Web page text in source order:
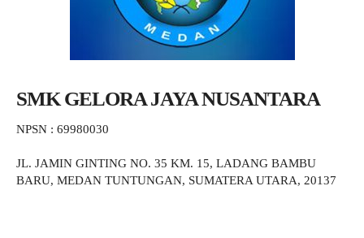
SMK GELORA JAYA NUSANTARA
NPSN : 69980030
JL. JAMIN GINTING NO. 35 KM. 15, LADANG BAMBU
BARU, MEDAN TUNTUNGAN, SUMATERA UTARA, 20137